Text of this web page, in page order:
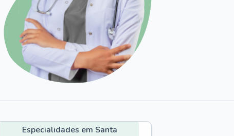
Especialidades em Santa